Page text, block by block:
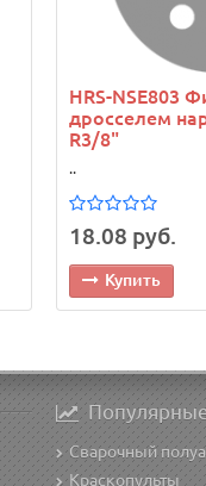
HRS-NSE803
дросселем
R3/8"
..
18.08 руб.
Купить
Сварочный
Краскопульты